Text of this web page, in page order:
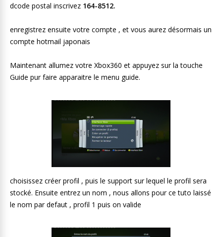
dcode postal inscrivez 164-8512.
enregistrez ensuite votre compte , et vous aurez désormais un
compte hotmail japonais
Maintenant allumez votre Xbox360 et appuyez sur la touche
Guide pur faire apparaitre le menu guide.
choisissez créer profil , puis le support sur lequel le profil sera
stocké. Ensuite entrez un nom , nous allons pour ce tuto laissé
le nom par defaut , profil 1 puis on valide